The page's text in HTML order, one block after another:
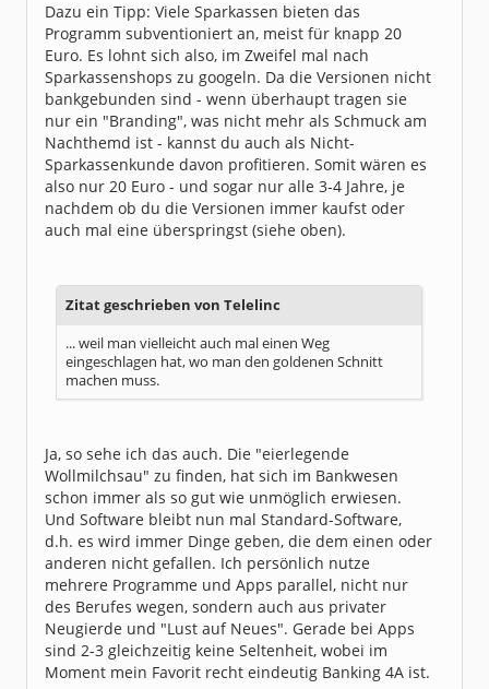
Dazu ein Tipp: Viele Sparkassen bieten das
Programm subventioniert an, meist für knapp 20
Euro. Es lohnt sich also, im Zweifel mal nach
Sparkassenshops zu googeln. Da die Versionen nicht
bankgebunden sind - wenn überhaupt tragen sie
nur ein "Branding", was nicht mehr als Schmuck am
Nachthemd ist - kannst du auch als Nicht-
Sparkassenkunde davon profitieren. Somit wären es
also nur 20 Euro - und sogar nur alle 3-4 Jahre, je
nachdem ob du die Versionen immer kaufst oder
auch mal eine überspringst (siehe oben).
Zitat geschrieben von Telelinc
... weil man vielleicht auch mal einen Weg
eingeschlagen hat, wo man den goldenen Schnitt
machen muss.
Ja, so sehe ich das auch. Die "eierlegende
Wollmilchsau" zu finden, hat sich im Bankwesen
schon immer als so gut wie unmöglich erwiesen.
Und Software bleibt nun mal Standard-Software,
d.h. es wird immer Dinge geben, die dem einen oder
anderen nicht gefallen. Ich persönlich nutze
mehrere Programme und Apps parallel, nicht nur
des Berufes wegen, sondern auch aus privater
Neugierde und "Lust auf Neues". Gerade bei Apps
sind 2-3 gleichzeitig keine Seltenheit, wobei im
Moment mein Favorit recht eindeutig Banking 4A ist.